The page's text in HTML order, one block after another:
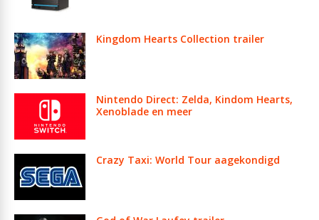
Kingdom Hearts Collection trailer
Nintendo Direct: Zelda, Kindom Hearts,
Xenoblade en meer
Crazy Taxi: World Tour aagekondigd